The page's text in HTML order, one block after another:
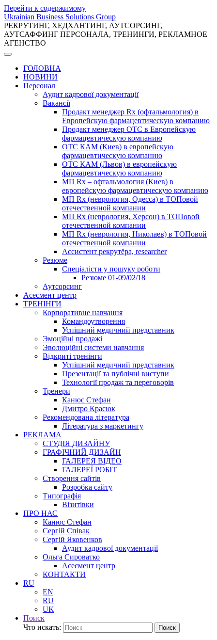
Перейти к содержимому
Ukrainian Business Solutions Group
РЕКРУТИНГ, ХЕДХАНТИНГ, АУТСОРСИНГ,
АУТСАФФИНГ ПЕРСОНАЛА, ТРЕНИНГИ, РЕКЛАМНОЕ
АГЕНСТВО
ГОЛОВНА
НОВИНИ
Персонал
Аудит кадрової документації
Вакансії
Продакт менеджер Rx (офтальмология) в
Европейскую фармацевтическую компанию
Продакт менеджер ОТС в Европейскую
фармацевтическую компанию
ОТС КАМ (Киев) в европейскую
фармацевтическую компанию
ОТС КАМ (Львов) в европейскую
фармацевтическую компанию
МП Rx – офтальмология (Киев) в
европейскую фармацевтическую компанию
МП Rx (неврология, Одесса) в ТОПовой
отечественной компании
МП Rx (неврология, Херсон) в ТОПовой
отечественной компании
МП Rx (неврология, Николаев) в ТОПовой
отечественной компании
Ассистент рекрутёра, researcher
Резюме
Cпеціалісти у пошуку роботи
Резюме 01-09/02/18
Аутсорсинг
Асесмент центр
ТРЕНІНГИ
Корпоративне навчання
Командоутворення
Успішний медичний представник
Эмоційні продажі
Эволюційні системи навчання
Відкриті тренінги
Успішний медичний представник
Презентації та публічні виступи
Технології продаж та переговорів
Тренери
Канюс Стефан
Дмитро Красюк
Рекомендована література
Література з маркетингу
РЕКЛАМА
СТУДІЯ ДИЗАЙНУ
ГРАФІЧНИЙ ДИЗАЙН
ГАЛЕРЕЯ ВІДЕО
ГАЛЕРЕЇ РОБІТ
Створення сайтів
Розробка сайту
Типографія
Візитівки
ПРО НАС
Канюс Стефан
Сергій Співак
Сергій Яковенков
Аудит кадрової документації
Ольга Сироватко
Асесмент центр
КОНТАКТИ
RU
EN
RU
UK
Поиск
Что искать:
Поиск